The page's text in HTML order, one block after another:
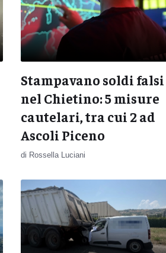
Stampavano soldi falsi
nel Chietino: 5 misure
cautelari, tra cui 2 ad
Ascoli Piceno
di Rossella Luciani